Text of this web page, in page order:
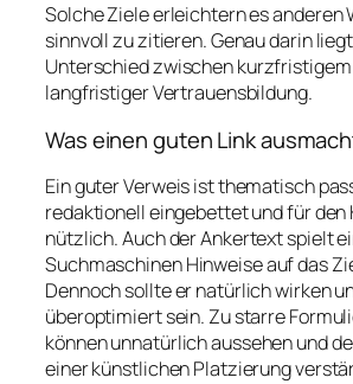
Solche Ziele erleichtern es anderen
sinnvoll zu zitieren. Genau darin
Unterschied zwischen
langfristiger Vertrauensbildung.
Was einen guten Link
Ein guter Verweis ist thematisch
redaktionell eingebettet und für den
nützlich. Auch der Ankertext spielt
Suchmaschinen Hinweise auf das
Dennoch sollte er natürlich wirken
überoptimiert sein. Zu starre
können unnatürlich aussehen und
einer künstlichen Platzierung